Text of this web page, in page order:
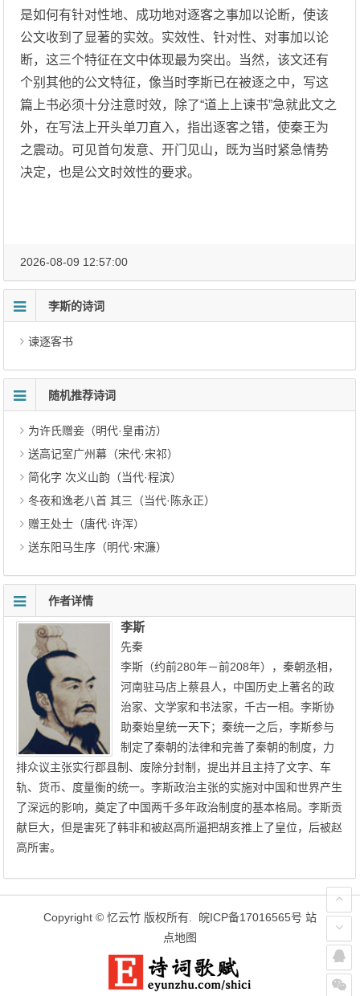
是如何有针对性地、成功地对逐客之事加以论断，使该
公文收到了显著的实效。实效性、针对性、对事加以论
断，这三个特征在文中体现最为突出。当然，该文还有
个别其他的公文特征，像当时李斯已在被逐之中，写这
篇上书必须十分注意时效，除了“道上上谏书”急就此文之
外，在写法上开头单刀直入，指出逐客之错，使秦王为
之震动。可见首句发意、开门见山，既为当时紧急情势
决定，也是公文时效性的要求。
2026-08-09 12:57:00
李斯的诗词
谏逐客书
随机推荐诗词
为许氏赠妾（明代·皇甫汸）
送高记室广州幕（宋代·宋祁）
简化字 次义山韵（当代·程滨）
冬夜和逸老八首 其三（当代·陈永正）
赠王处士（唐代·许浑）
送东阳马生序（明代·宋濂）
作者详情
李斯
先秦
李斯（约前280年－前208年），秦朝丞相，
河南驻马店上蔡县人，中国历史上著名的政
治家、文学家和书法家，千古一相。李斯协
助秦始皇统一天下；秦统一之后，李斯参与
制定了秦朝的法律和完善了秦朝的制度，力
排众议主张实行郡县制、废除分封制，提出并且主持了文字、车
轨、货币、度量衡的统一。李斯政治主张的实施对中国和世界产生
了深远的影响，奠定了中国两千多年政治制度的基本格局。李斯贡
献巨大，但是害死了韩非和被赵高所逼把胡亥推上了皇位，后被赵
高所害。
Copyright © 忆云竹 版权所有. 皖ICP备17016565号 站
点地图